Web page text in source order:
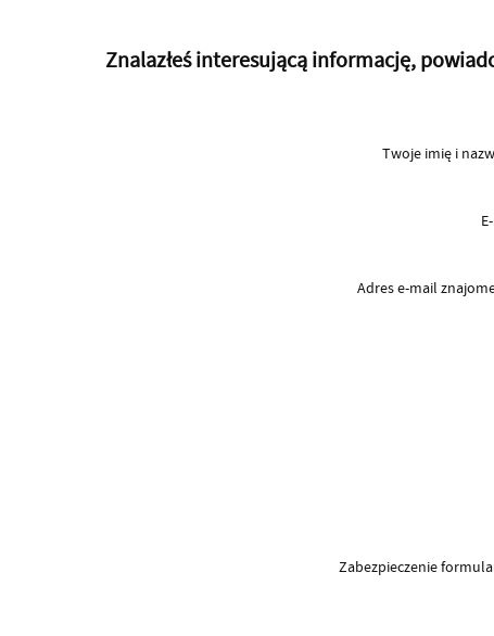
Znalazłeś interesującą informację,
Twoje imię i
Adres e-mail
Zabezpieczenie